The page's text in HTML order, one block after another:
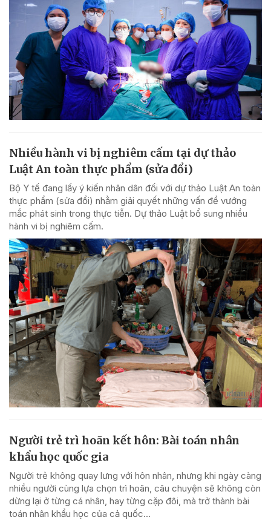
Nhiều hành vi bị nghiêm cấm tại dự thảo
Luật An toàn thực phẩm (sửa đổi)
Bộ Y tế đang lấy ý kiến nhân dân đối với dự thảo Luật An toàn
thực phẩm (sửa đổi) nhằm giải quyết những vấn đề vướng
mắc phát sinh trong thực tiễn. Dự thảo Luật bổ sung nhiều
hành vi bị nghiêm cấm.
Người trẻ trì hoãn kết hôn: Bài toán nhân
khẩu học quốc gia
Người trẻ không quay lưng với hôn nhân, nhưng khi ngày càng
nhiều người cùng lựa chọn trì hoãn, câu chuyện sẽ không còn
dừng lại ở từng cá nhân, hay từng cặp đôi, mà trở thành bài
toán nhân khẩu học của cả quốc...